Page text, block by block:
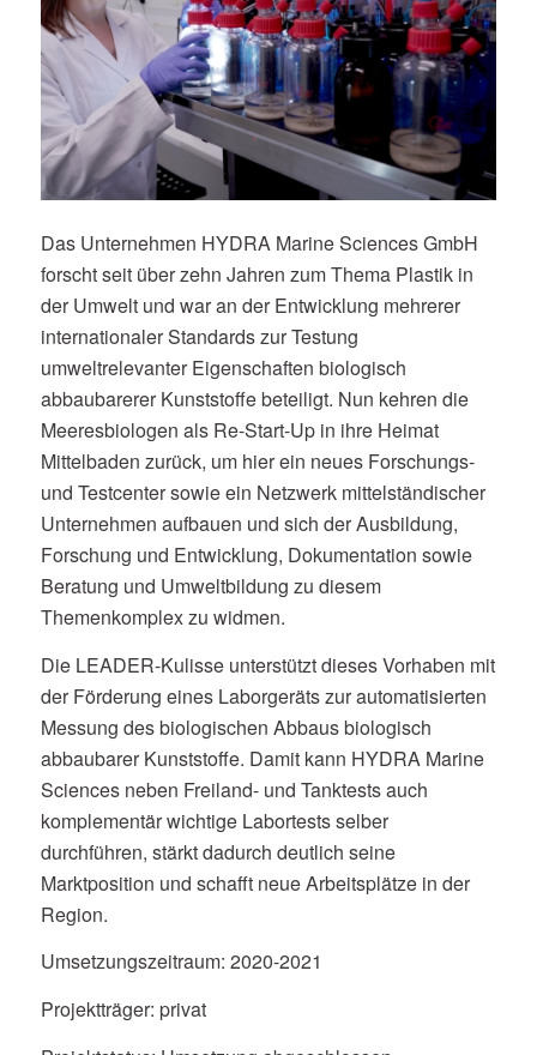
Das Unternehmen HYDRA Marine Sciences GmbH
forscht seit über zehn Jahren zum Thema Plastik in
der Umwelt und war an der Entwicklung mehrerer
internationaler Standards zur Testung
umweltrelevanter Eigenschaften biologisch
abbaubarerer Kunststoffe beteiligt. Nun kehren die
Meeresbiologen als Re-Start-Up in ihre Heimat
Mittelbaden zurück, um hier ein neues Forschungs-
und Testcenter sowie ein Netzwerk mittelständischer
Unternehmen aufbauen und sich der Ausbildung,
Forschung und Entwicklung, Dokumentation sowie
Beratung und Umweltbildung zu diesem
Themenkomplex zu widmen.
Die LEADER-Kulisse unterstützt dieses Vorhaben mit
der Förderung eines Laborgeräts zur automatisierten
Messung des biologischen Abbaus biologisch
abbaubarer Kunststoffe. Damit kann HYDRA Marine
Sciences neben Freiland- und Tanktests auch
komplementär wichtige Labortests selber
durchführen, stärkt dadurch deutlich seine
Marktposition und schafft neue Arbeitsplätze in der
Region.
Umsetzungszeitraum: 2020-2021
Projektträger: privat